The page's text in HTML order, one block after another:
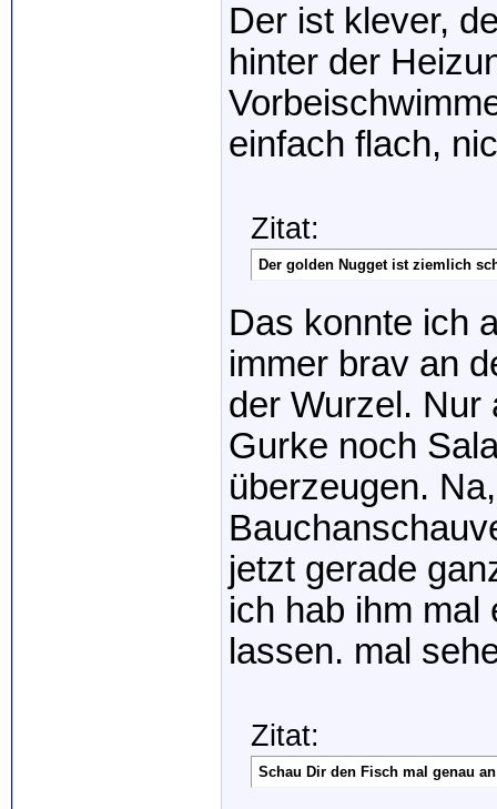
Der ist klever,
hinter der
einfach flach,
Zitat:
Der golden Nugget ist ziemlich
Das konnte ich
immer brav an
der Wurzel. Nur
Gurke noch
überzeugen.
jetzt gerade
ich hab ihm mal
lassen. mal
Zitat:
Schau Dir den Fisch mal genau